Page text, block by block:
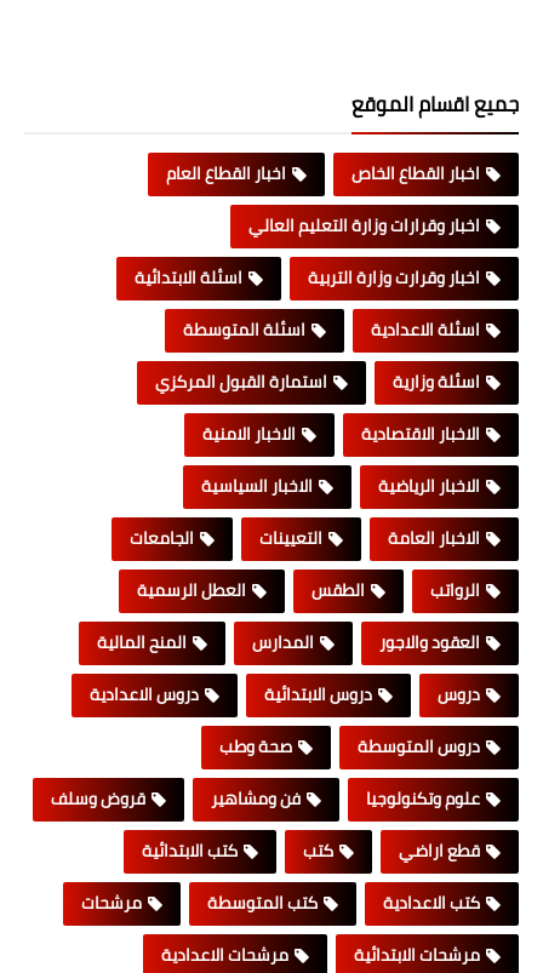
جميع اقسام الموقع
اخبار القطاع الخاص
اخبار القطاع العام
اخبار وقرارات وزارة التعليم العالي
اخبار وقرارت وزارة التربية
اسئلة الابتدائية
اسئلة الاعدادية
اسئلة المتوسطة
اسئلة وزارية
استمارة القبول المركزي
الاخبار الاقتصادية
الاخبار الامنية
الاخبار الرياضية
الاخبار السياسية
الاخبار العامة
التعيينات
الجامعات
الرواتب
الطقس
العطل الرسمية
العقود والاجور
المدارس
المنح المالية
دروس
دروس الابتدائية
دروس الاعدادية
دروس المتوسطة
صحة وطب
علوم وتكنولوجيا
فن ومشاهير
قروض وسلف
قطع اراضي
كتب
كتب الابتدائية
كتب الاعدادية
كتب المتوسطة
مرشحات
مرشحات الابتدائية
مرشحات الاعدادية